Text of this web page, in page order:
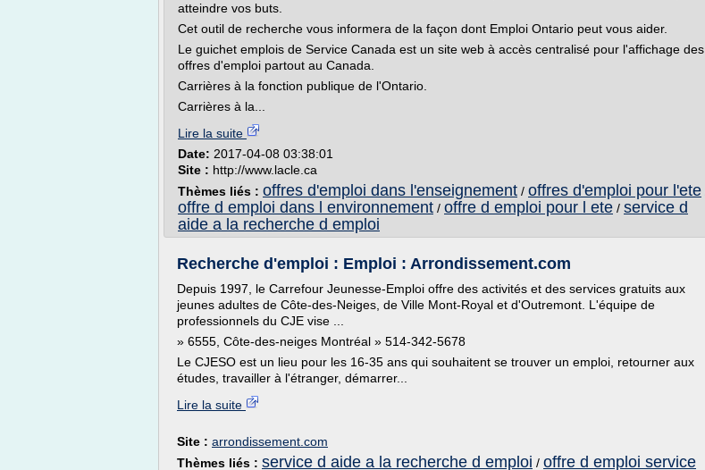
atteindre vos buts.
Cet outil de recherche vous informera de la façon dont Emploi Ontario peut vous aider.
Le guichet emplois de Service Canada est un site web à accès centralisé pour l'affichage des
offres d'emploi partout au Canada.
Carrières à la fonction publique de l'Ontario.
Carrières à la...
Lire la suite
Date: 2017-04-08 03:38:01
Site : http://www.lacle.ca
Thèmes liés : offres d'emploi dans l'enseignement / offres d'emploi pour l'ete
offre d emploi dans l environnement / offre d emploi pour l ete / service d
aide a la recherche d emploi
Recherche d'emploi : Emploi : Arrondissement.com
Depuis 1997, le Carrefour Jeunesse-Emploi offre des activités et des services gratuits aux
jeunes adultes de Côte-des-Neiges, de Ville Mont-Royal et d'Outremont. L'équipe de
professionnels du CJE vise ...
» 6555, Côte-des-neiges Montréal » 514-342-5678
Le CJESO est un lieu pour les 16-35 ans qui souhaitent se trouver un emploi, retourner aux
études, travailler à l'étranger, démarrer...
Lire la suite
Site : arrondissement.com
Thèmes liés : service d aide a la recherche d emploi / offre d emploi service